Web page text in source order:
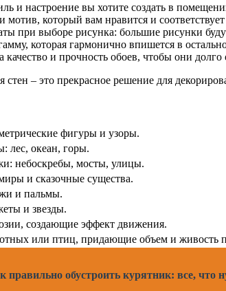
и настроение вы хотите создать в
мотив, который вам нравится и
при выборе рисунка: большие рисунки
которая гармонично впишется в
качество и прочность обоев, чтобы они
стен – это прекрасное решение для
фигуры и узоры.
лес, океан, горы.
небоскребы, мосты, улицы.
и сказочные существа.
и пальмы.
и звезды.
создающие эффект движения.
или птиц, придающие объем и живость
правильно обустроить курятник: все, что